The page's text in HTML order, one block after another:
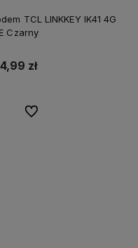
TCL LINKKEY IK41 4G
Czarny
zł
Do ulubionych